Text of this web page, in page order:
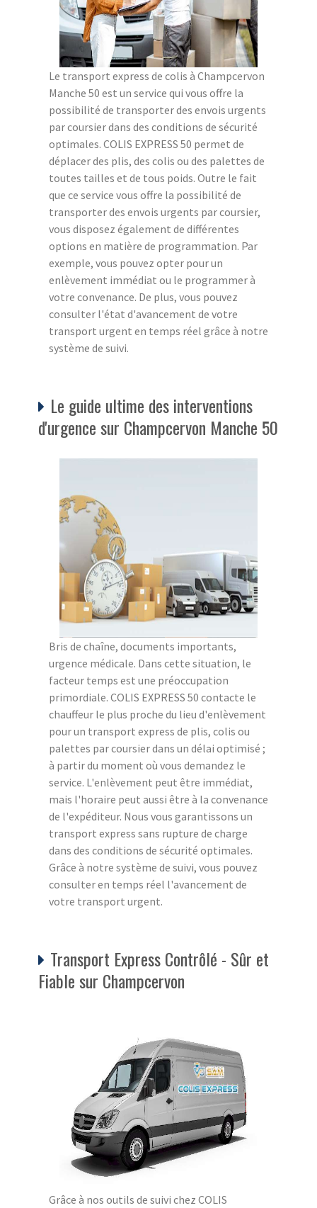
Le transport express de colis à Champcervon
Manche 50 est un service qui vous offre la
possibilité de transporter des envois urgents
par coursier dans des conditions de sécurité
optimales. COLIS EXPRESS 50 permet de
déplacer des plis, des colis ou des palettes de
toutes tailles et de tous poids. Outre le fait
que ce service vous offre la possibilité de
transporter des envois urgents par coursier,
vous disposez également de différentes
options en matière de programmation. Par
exemple, vous pouvez opter pour un
enlèvement immédiat ou le programmer à
votre convenance. De plus, vous pouvez
consulter l'état d'avancement de votre
transport urgent en temps réel grâce à notre
système de suivi.
Le guide ultime des interventions
d'urgence sur Champcervon Manche 50
Bris de chaîne, documents importants,
urgence médicale. Dans cette situation, le
facteur temps est une préoccupation
primordiale. COLIS EXPRESS 50 contacte le
chauffeur le plus proche du lieu d'enlèvement
pour un transport express de plis, colis ou
palettes par coursier dans un délai optimisé ;
à partir du moment où vous demandez le
service. L'enlèvement peut être immédiat,
mais l'horaire peut aussi être à la convenance
de l'expéditeur. Nous vous garantissons un
transport express sans rupture de charge
dans des conditions de sécurité optimales.
Grâce à notre système de suivi, vous pouvez
consulter en temps réel l'avancement de
votre transport urgent.
Transport Express Contrôlé - Sûr et
Fiable sur Champcervon
Grâce à nos outils de suivi chez COLIS